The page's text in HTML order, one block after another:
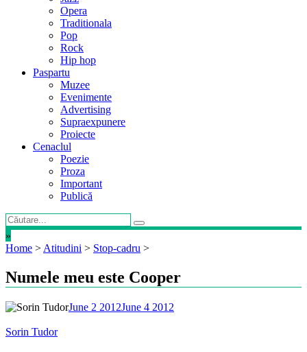
Opera
Traditionala
Pop
Rock
Hip hop
Paspartu
Muzee
Evenimente
Advertising
Supraexpunere
Proiecte
Cenaclul
Poezie
Proza
Important
Publică
»
Home > Atitudini > Stop-cadru >
Numele meu este Cooper
June 2 2012June 4 2012
Sorin Tudor